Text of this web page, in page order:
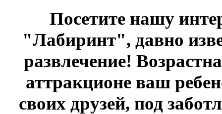
Посетите нашу
"Лабиринт", давно
развлечение!
аттракционе ваш
своих друзей, под